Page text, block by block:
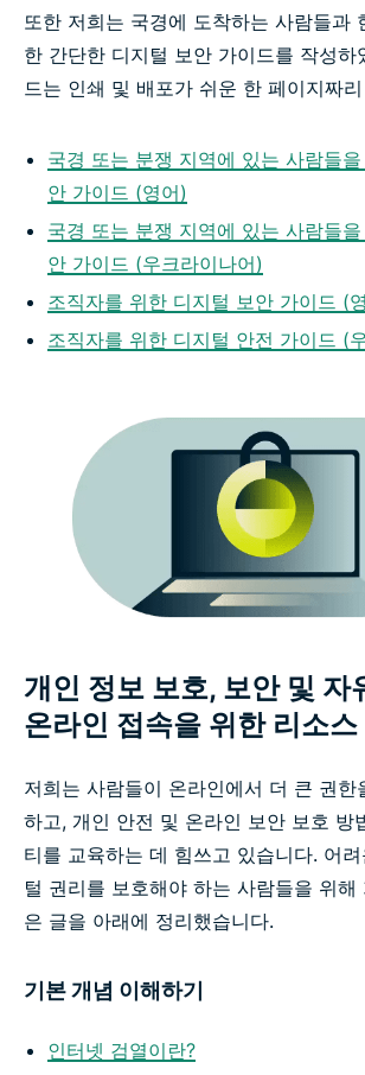
또한 저희는 국경에 도착하는 사람들과
한 간단한 디지털 보안 가이드를 작성하
드는 인쇄 및 배포가 쉬운 한 페이지짜
국경 또는 분쟁 지역에 있는 사람들
안 가이드 (영어)
국경 또는 분쟁 지역에 있는 사람들
안 가이드 (우크라이나어)
조직자를 위한 디지털 보안 가이드 (
조직자를 위한 디지털 안전 가이드 (
개인 정보 보호, 보안 및 자
온라인 접속을 위한 리소스
저희는 사람들이 온라인에서 더 큰 권한
하고, 개인 안전 및 온라인 보안 보호 방
티를 교육하는 데 힘쓰고 있습니다. 어
털 권리를 보호해야 하는 사람들을 위해
은 글을 아래에 정리했습니다.
기본 개념 이해하기
인터넷 검열이란?